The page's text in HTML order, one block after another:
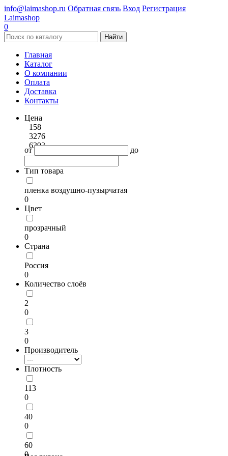
info@laimashop.ru Обратная связь Вход Регистрация
Laimashop
0
Найти
Главная
Каталог
О компании
Оплата
Доставка
Контакты
Цена
158
3276
6393
от до
Тип товара
пленка воздушно-пузырчатая
0
Цвет
прозрачный
0
Страна
Россия
0
Количество слоёв
2
0
3
0
Производитель
Плотность
113
0
40
0
60
0